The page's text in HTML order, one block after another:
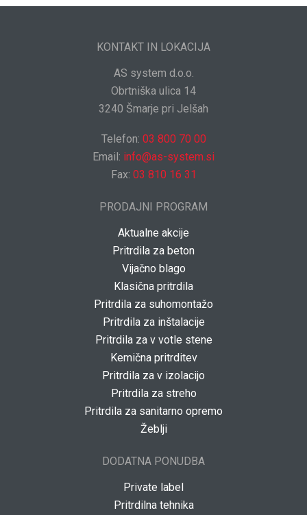
KONTAKT IN LOKACIJA
AS system d.o.o.
Obrtniška ulica 14
3240 Šmarje pri Jelšah
Telefon: 03 800 70 00
Email: info@as-system.si
Fax: 03 810 16 31
PRODAJNI PROGRAM
Aktualne akcije
Pritrdila za beton
Vijačno blago
Klasična pritrdila
Pritrdila za suhomontažo
Pritrdila za inštalacije
Pritrdila za v votle stene
Kemična pritrditev
Pritrdila za v izolacijo
Pritrdila za streho
Pritrdila za sanitarno opremo
Žeblji
DODATNA PONUDBA
Private label
Pritrdilna tehnika